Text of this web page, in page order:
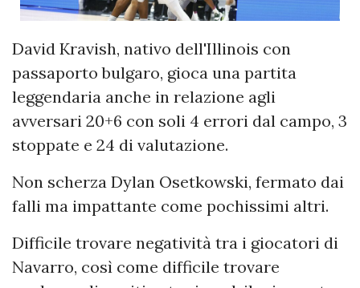
David Kravish, nativo dell'Illinois con
passaporto bulgaro, gioca una partita
leggendaria anche in relazione agli
avversari 20+6 con soli 4 errori dal campo, 3
stoppate e 24 di valutazione.
Non scherza Dylan Osetkowski, fermato dai
falli ma impattante come pochissimi altri.
Difficile trovare negatività tra i giocatori di
Navarro, così come difficile trovare